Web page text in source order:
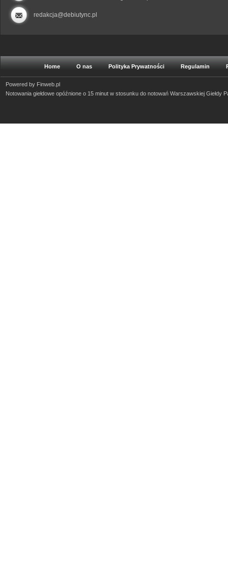
redakcja@debiutync.pl
Home O nas Polityka Prywatności Regulamin
Powered by Finweb.pl
Notowania giełdowe opóźnione o 15 minut w stosunku do notowań Warszawskiej Giełdy